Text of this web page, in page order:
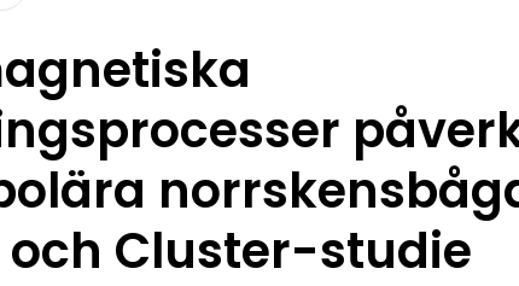
och Cluster-studie